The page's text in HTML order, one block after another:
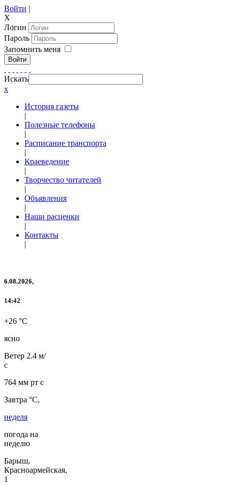
Войти |
X
Логин
Пароль
Запомнить меня
Войти
Искать
x
История газеты
|
Полезные телефоны
|
Расписание транспорта
|
Краеведение
|
Творчество читателей
|
Объявления
|
Наши расценки
|
Контакты
|
6.08.2026,
14:42
+26 °C
ясно
Ветер 2.4 м/
с
764 мм рт с
Завтра °C,
неделя
погода на
неделю
Барыш,
Красноармейская,
1